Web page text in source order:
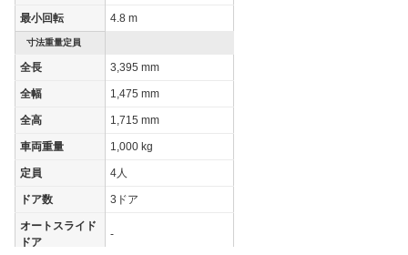
最小回転 4.8 m
寸法重量定員
全長 3,395 mm
全幅 1,475 mm
全高 1,715 mm
車両重量 1,000 kg
定員 4人
ドア数 3ドア
オートスライド
ドア
-